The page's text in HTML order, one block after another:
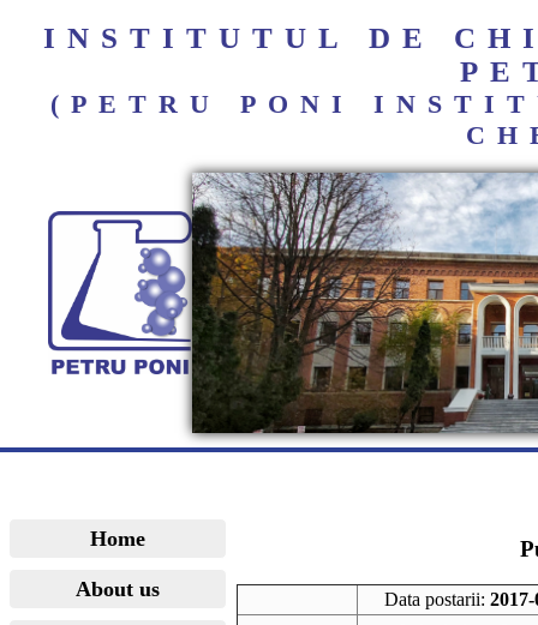
INSTITUTUL DE
(PETRU PONI
Home
About us Data postarii: